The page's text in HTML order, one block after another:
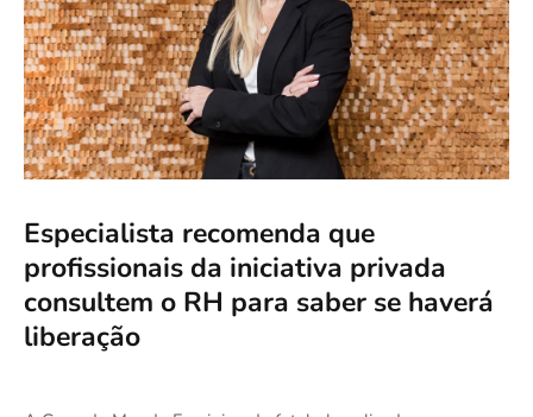
Especialista recomenda que
profissionais da iniciativa privada
consultem o RH para saber se haverá
liberação